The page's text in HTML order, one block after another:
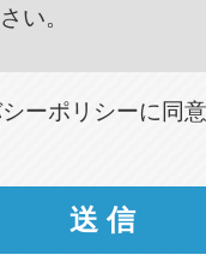
い。
ーポリシーに同